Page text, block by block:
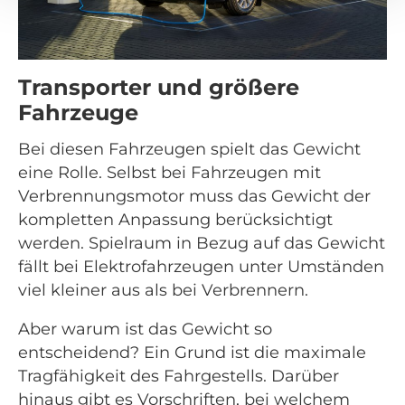
Transporter und größere
Fahrzeuge
Bei diesen Fahrzeugen spielt das Gewicht
eine Rolle. Selbst bei Fahrzeugen mit
Verbrennungsmotor muss das Gewicht der
kompletten Anpassung berücksichtigt
werden. Spielraum in Bezug auf das Gewicht
fällt bei Elektrofahrzeugen unter Umständen
viel kleiner aus als bei Verbrennern.
Aber warum ist das Gewicht so
entscheidend? Ein Grund ist die maximale
Tragfähigkeit des Fahrgestells. Darüber
hinaus gibt es Vorschriften, bei welchem